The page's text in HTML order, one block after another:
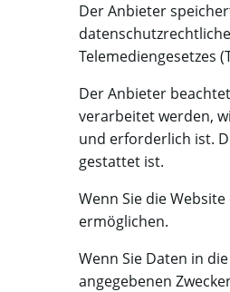
Der Anbieter
Telemediengesetzes
Der Anbieter
verarbeitet werden,
und erforderlich ist.
gestattet ist.
Wenn Sie die
ermöglichen.
Wenn Sie Daten in
angegebenen